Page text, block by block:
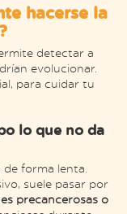
hacerse la
detectar a
evolucionar.
para cuidar tu
lo que no da
forma lenta.
suele pasar por
precancerosas o